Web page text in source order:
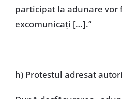
participat la adunare vor
excomunicați […].”
h) Protestul adresat